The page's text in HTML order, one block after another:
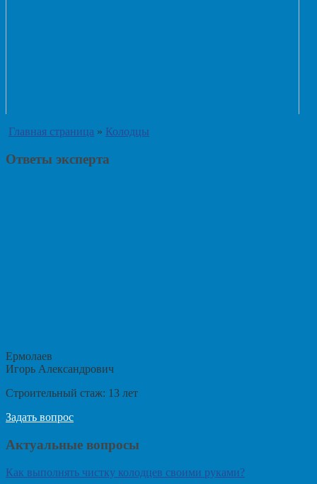
Главная страница » Колодцы
Ответы эксперта
Ермолаев
Игорь Александрович
Строительный стаж: 13 лет
Задать вопрос
Актуальные вопросы
Как выполнять чистку колодцев своими руками?